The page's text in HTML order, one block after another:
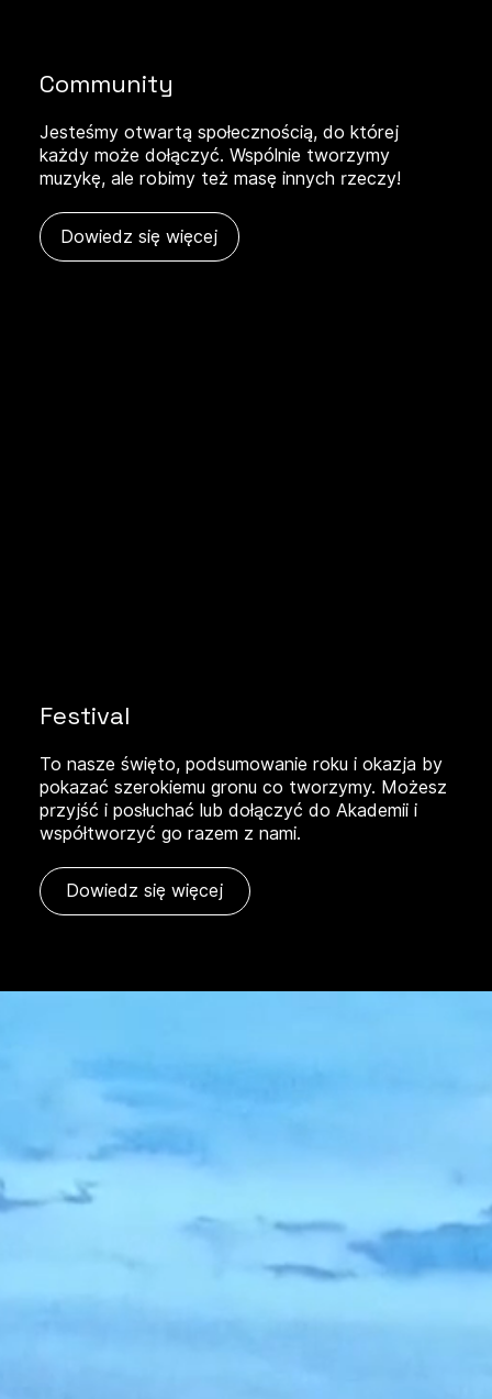
Festival
To nasze święto, podsumowanie roku i okazja by
pokazać szerokiemu gronu co tworzymy. Możesz
przyjść i posłuchać lub dołączyć do Akademii i
współtworzyć go razem z nami.
Dowiedz się więcej
Community
Jesteśmy otwartą społecznością, do której
każdy może dołączyć. Wspólnie tworzymy
muzykę, ale robimy też masę innych rzeczy!
Dowiedz się więcej